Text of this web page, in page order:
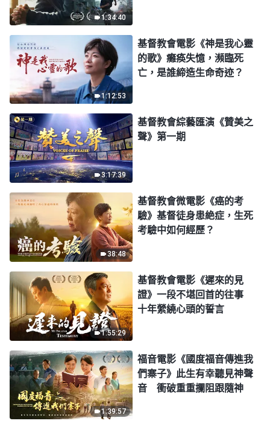
1:34:40
1:12:53
基督教會電影《神是我心靈
的歌》癱痪失憶，瀕臨死
亡，是誰締造生命奇迹？
3:17:39
基督教會綜藝匯演《贊美之
聲》第一期
38:48
基督教會微電影《癌的考
驗》基督徒身患絶症，生死
考驗中如何經歷？
1:55:29
基督教會電影《遲來的見
證》一段不堪回首的往事
十年縈繞心頭的誓言
1:39:57
福音電影《國度福音傳進我
們寨子》此生有幸聽見神聲
音 衝破重重攔阻跟隨神